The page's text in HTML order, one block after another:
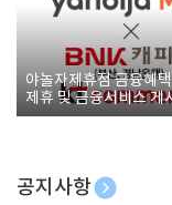
야놀자제휴점 금융혜
제휴 및 금융서비스 게
공지사항
[호텔업] 개인정보 처리방침